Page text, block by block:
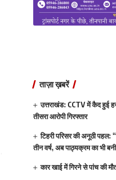
ताज़ा ख़बरें
उत्तराखंड: CCTV में कैद हुई
तीसरा आरोपी गिरफ्तार
टिहरी परिसर की अनूठी पहल:
तीन वर्ष, अब पाठ्यक्रम का भी
कार खाई में गिरने से पांच की